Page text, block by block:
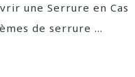
une Serrure en Cas
de serrure ...